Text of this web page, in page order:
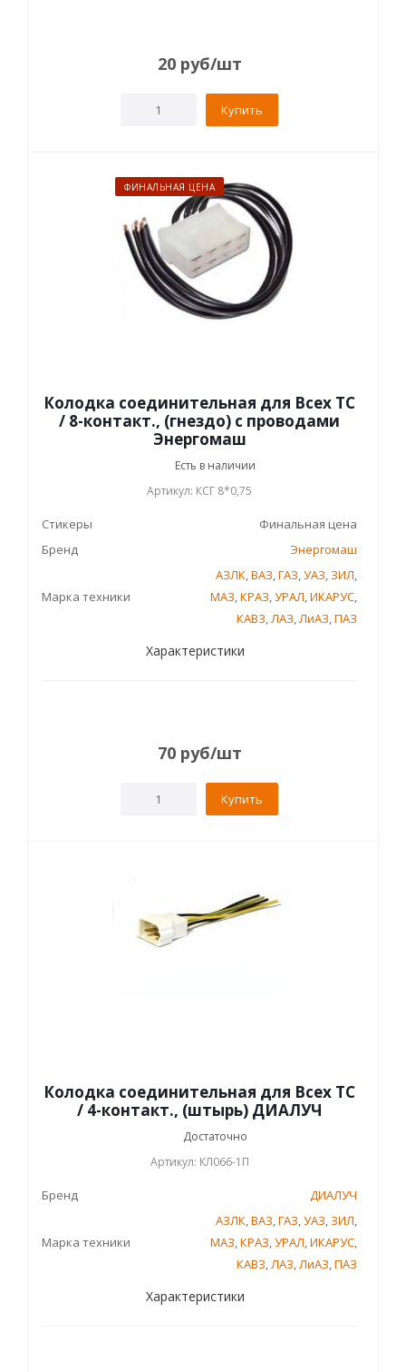
20 руб/шт
Купить
ФИНАЛЬНАЯ ЦЕНА
Колодка соединительная для Всех ТС
/ 8-контакт., (гнездо) с проводами
Энергомаш
Есть в наличии
Артикул: КСГ 8*0,75
Стикеры
Финальная цена
Бренд
Энергомаш
Марка техники
АЗЛК,ВАЗ,ГАЗ,УАЗ, ЗИЛ,
МАЗ,КРАЗ,УРАЛ,ИКАРУС,
КАВЗ,ЛАЗ,ЛиАЗ,ПАЗ
Характеристики
70 руб/шт
Купить
Колодка соединительная для Всех ТС
/ 4-контакт., (штырь) ДИАЛУЧ
Достаточно
Артикул: КЛ066-1П
Бренд ДИАЛУЧ
Марка техники
АЗЛК,ВАЗ,ГАЗ,УАЗ, ЗИЛ,
МАЗ,КРАЗ,УРАЛ,ИКАРУС,
КАВЗ,ЛАЗ,ЛиАЗ,ПАЗ
Характеристики